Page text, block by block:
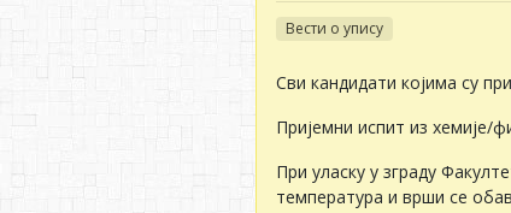
Вести о упису
Сви кандидати којима су
Пријемни испит из хемије/
При уласку у зграду
температура и врши се